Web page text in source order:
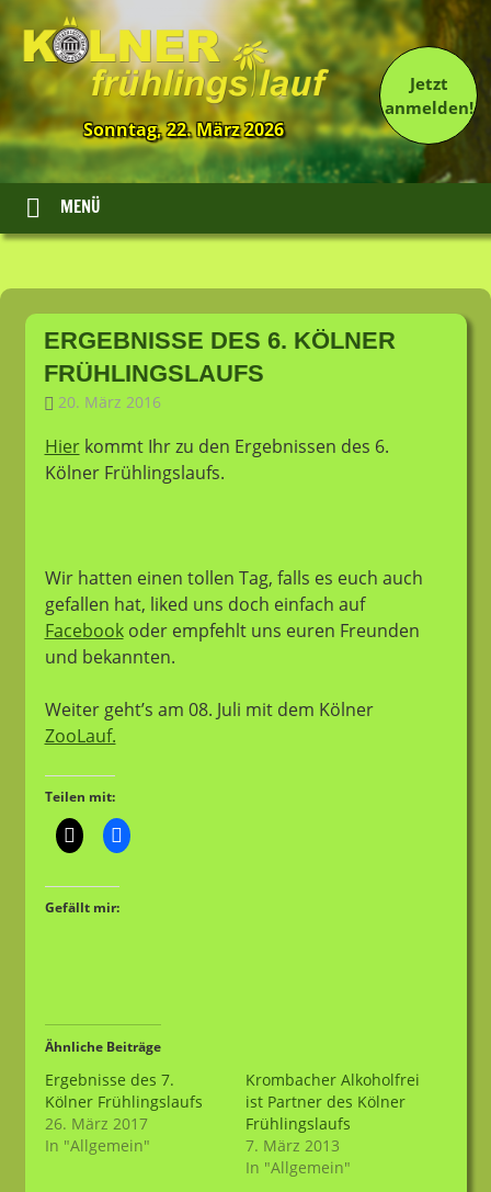
13.
Kölner
Frühlingslauf
Sonntag, 22. März 2026
Jetzt
anmelden!
MENÜ
Zum
Inhalt
springenERGEBNISSE DES 6. KÖLNER
FRÜHLINGSLAUFS
20. März 2016
Hierkommt Ihr zu den Ergebnissen des 6.
Kölner Frühlingslaufs.
Wir hatten einen tollen Tag, falls es euch auch
gefallen hat, liked uns doch einfach auf
Facebookoder empfehlt uns euren Freunden
und bekannten.
Weiter geht’s am 08. Juli mit dem Kölner
ZooLauf.
Teilen mit:
Gefällt mir:
Ähnliche Beiträge
Ergebnisse des 7.
Kölner Frühlingslaufs
26. März 2017
In "Allgemein"
Krombacher Alkoholfrei
ist Partner des Kölner
Frühlingslaufs
7. März 2013
In "Allgemein"